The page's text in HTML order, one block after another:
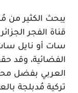
يبحث الكثير من
سات أو نايل سات.
الفضائية، وقد
العربي بفضل
تركية مُدبلجة